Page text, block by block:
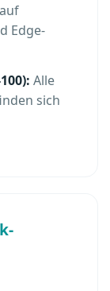
Edge-
Alle
sich